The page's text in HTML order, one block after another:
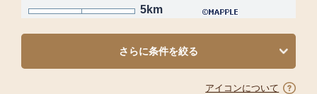
5km
さらに条件を絞る
アイコンについて